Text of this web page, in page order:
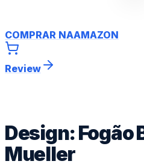
COMPRAR NAAMAZON
Review
Design: Fogão
Mueller